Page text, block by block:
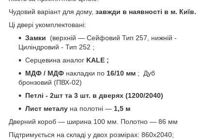
Чудовий варіант для дому, завжди в наявності в м. Київ.
Ці двері укомплектовані:
Замки
(верхній — Сейфовий Тип 257, нижній -
Циліндровий - Тип 252 ;
Серцевина аналог KALE ;
МДФ / МДФ накладки по 16/10 мм ; Дуб
бронзовий (ПВХ-02)
Петлі - 2шт та 3 шт. в дверях (1200/2040)
Лист металу на полотні — 1,5 м
Дверний короб — ширина 100 мм. Полотно — 86 мм
Підтримується на складі у двох розмірах: 860х2040;